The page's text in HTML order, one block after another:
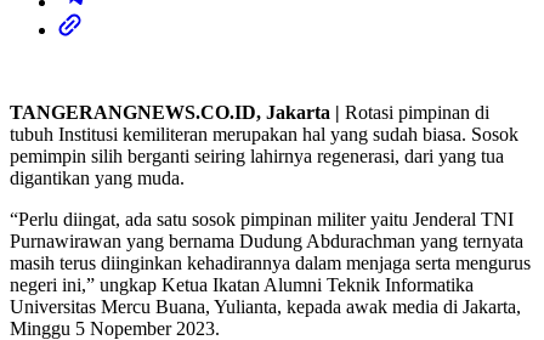
TANGERANGNEWS.CO.ID, Jakarta | Rotasi pimpinan di
tubuh Institusi kemiliteran merupakan hal yang sudah biasa. Sosok
pemimpin silih berganti seiring lahirnya regenerasi, dari yang tua
digantikan yang muda.
“Perlu diingat, ada satu sosok pimpinan militer yaitu Jenderal TNI
Purnawirawan yang bernama Dudung Abdurachman yang ternyata
masih terus diinginkan kehadirannya dalam menjaga serta mengurus
negeri ini,” ungkap Ketua Ikatan Alumni Teknik Informatika
Universitas Mercu Buana, Yulianta, kepada awak media di Jakarta,
Minggu 5 Nopember 2023.